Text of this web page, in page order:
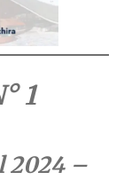
1
2024 –